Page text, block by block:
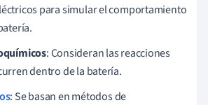
para simular el comportamiento
: Consideran las reacciones
dentro de la batería.
: Se basan en métodos de